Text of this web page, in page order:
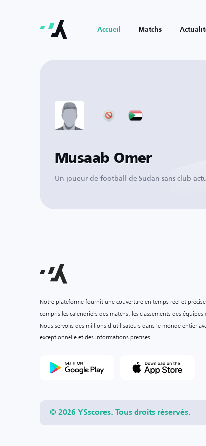
Accueil Matchs
Musaab Omer
Un joueur de football de Sudan sans club
Notre plateforme fournit une couverture en temps réel et
compris les calendriers des matchs, les classements des
Nous servons des millions d'utilisateurs dans le monde entier
exceptionnelle et des informations précises.
© 2026 YSscores. Tous droits réservés.